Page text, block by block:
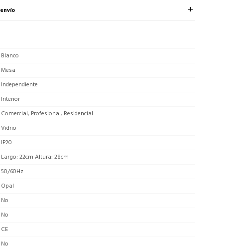
Blanco
Mesa
Independiente
Interior
Comercial, Profesional, Residencial
Vidrio
IP20
Largo: 22cm Altura: 28cm
50/60Hz
Opal
No
No
CE
No